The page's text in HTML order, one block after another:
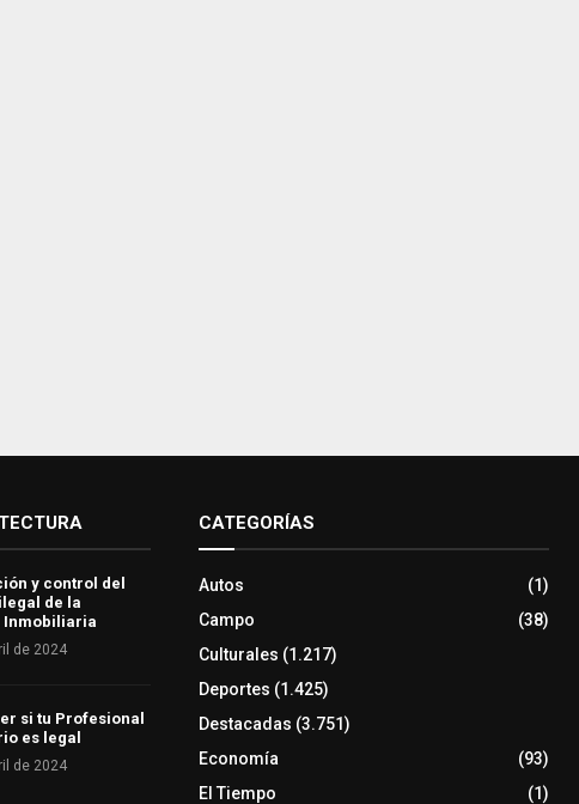
y control del
de la
Inmobiliaria
de 2024
si tu Profesional
es legal
de 2024
CATEGORÍAS
Autos
(1)
Campo
(38)
Culturales (1.217)
Deportes (1.425)
Destacadas (3.751)
Economía
(93)
El Tiempo
(1)